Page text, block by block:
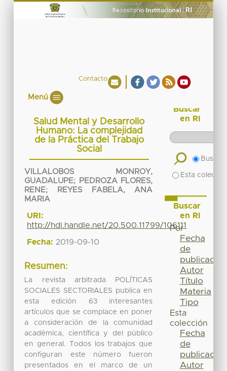
Contacto
Menú
Salud Mental y Desarrollo
Humano: La complejidad
de la Práctica del Trabajo
Social
VILLALOBOS MONROY,
GUADALUPE;
PEDROZA FLORES,
RENE;
REYES FABELA, ANA
MARIA
URI:
http://hdl.handle.net/20.500.11799/106111
Fecha: 2019-09-10
Resumen:
La revista arbitrada POLÍTICAS
SOCIALES SECTORIALES publica en
esta edición 63 interesantes
artículos que se complace en poner
a consideración de la comunidad
académica, científica y del público
en general. Todos los trabajos que
configuran este número fueron
presentados en el marco de un
Buscar
en RI
Buscar
Esta
Buscar
en RI
Por
Fecha
de
publicación
Autor
Título
Materia
Tipo
Esta
colección
Fecha
de
publicación
Autor